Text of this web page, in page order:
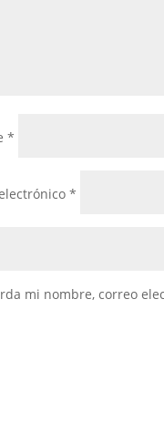
*
*
mi nombre, correo